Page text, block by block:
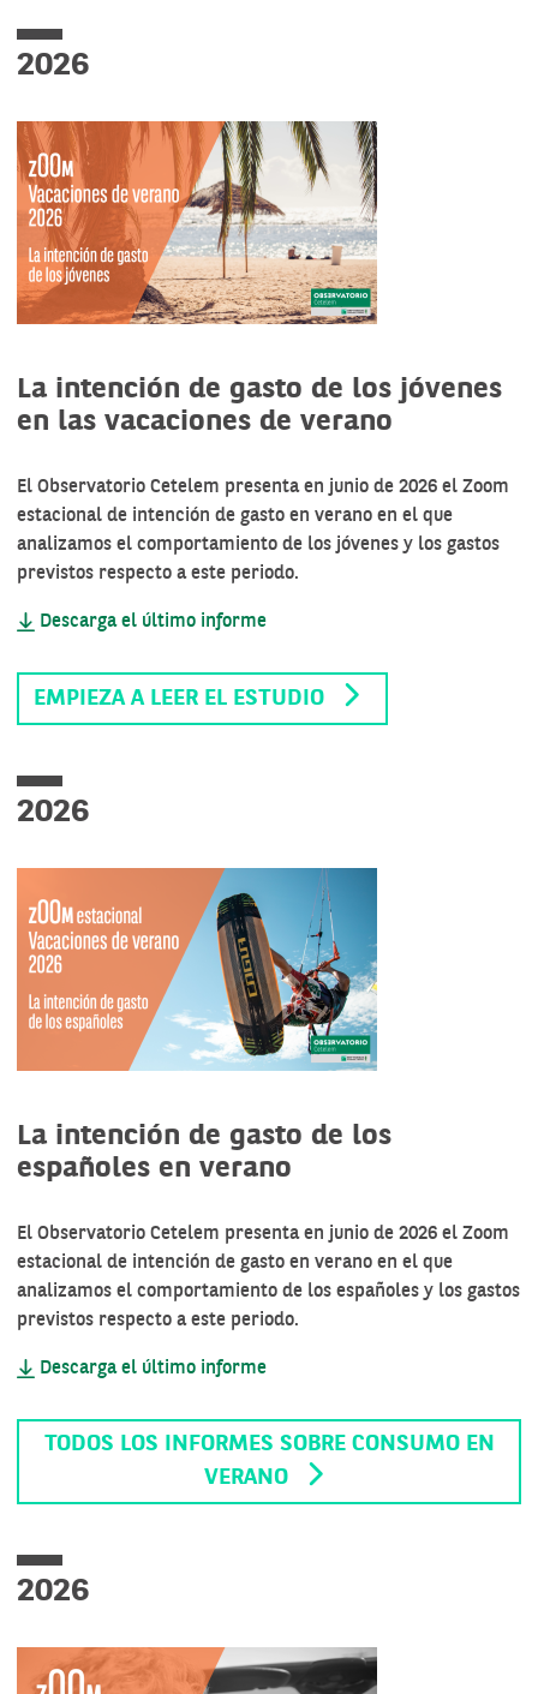
2026
La intención de gasto de los jóvenes
en las vacaciones de verano
El Observatorio Cetelem presenta en junio de 2026 el Zoom
estacional de intención de gasto en verano en el que
analizamos el comportamiento de los jóvenes y los gastos
previstos respecto a este periodo.
Descarga el último informe
EMPIEZA A LEER EL ESTUDIO
2026
La intención de gasto de los
españoles en verano
El Observatorio Cetelem presenta en junio de 2026 el Zoom
estacional de intención de gasto en verano en el que
analizamos el comportamiento de los españoles y los gastos
previstos respecto a este periodo.
Descarga el último informe
TODOS LOS INFORMES SOBRE CONSUMO EN
VERANO
2026